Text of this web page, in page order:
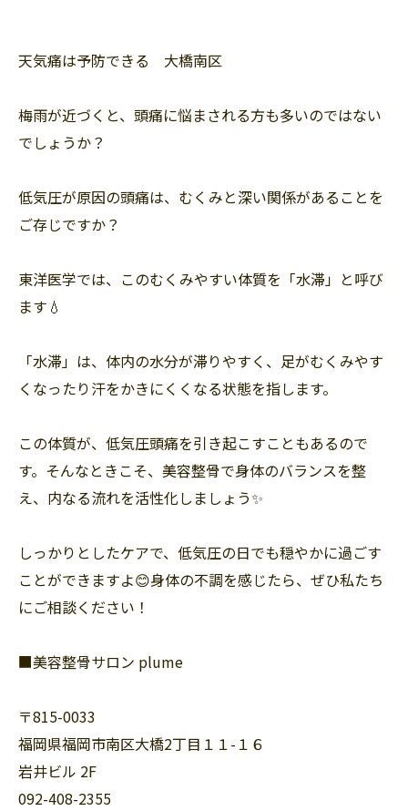
天気痛は予防できる 大橋南区
梅雨が近づくと、頭痛に悩まされる方も多いのではない
でしょうか？
低気圧が原因の頭痛は、むくみと深い関係があることを
ご存じですか？
東洋医学では、このむくみやすい体質を「水滞」と呼び
ます💧
「水滞」は、体内の水分が滞りやすく、足がむくみやす
くなったり汗をかきにくくなる状態を指します。
この体質が、低気圧頭痛を引き起こすこともあるので
す。そんなときこそ、美容整骨で身体のバランスを整
え、内なる流れを活性化しましょう✨
しっかりとしたケアで、低気圧の日でも穏やかに過ごす
ことができますよ😊身体の不調を感じたら、ぜひ私たち
にご相談ください！
■美容整骨サロン plume
〒815-0033
福岡県福岡市南区大橋2丁目１１-１６
岩井ビル 2F
092-408-2355